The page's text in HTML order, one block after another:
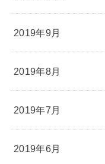
2019年9月
2019年8月
2019年7月
2019年6月